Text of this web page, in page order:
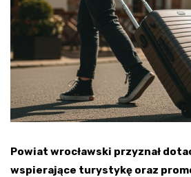
Powiat wrocławski przyznał
wspierające turystykę oraz